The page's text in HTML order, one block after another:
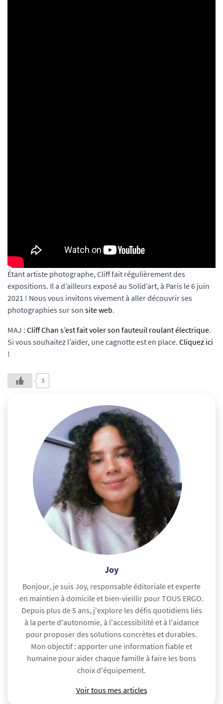
Étant artiste photographe, Cliff fait régulièrement des
expositions. Il a d’ailleurs exposé au Solid’art, à Paris le 6 juin
2021 ! Nous vous invitons vivement à aller découvrir ses
photographies sur son site web.
MAJ : Cliff Chan s’est fait voler son fauteuil roulant électrique.
Si vous souhaitez l’aider, une cagnotte est en place. Cliquez ici
!
3
Joy
Bonjour, je suis Joy, responsable éditoriale et experte
en maintien à domicile et bien-vieillir pour TOUS ERGO.
Depuis plus de 5 ans, j'explore les défis quotidiens liés
à la perte d'autonomie, à l'accessibilité et à l'aidance
pour proposer des solutions concrètes et durables.
Mon objectif : apporter une information fiable et
humaine pour aider chaque famille à faire les bons
choix d'équipement.
Voir tous mes articles